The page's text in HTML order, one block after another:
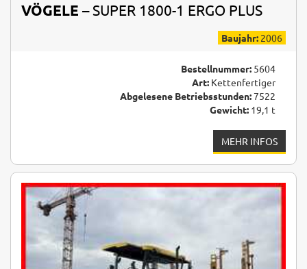
VÖGELE – SUPER 1800-1 ERGO PLUS
Baujahr: 2006
Bestellnummer: 5604
Art: Kettenfertiger
Abgelesene Betriebsstunden:7522
Gewicht: 19,1 t
MEHR INFOS